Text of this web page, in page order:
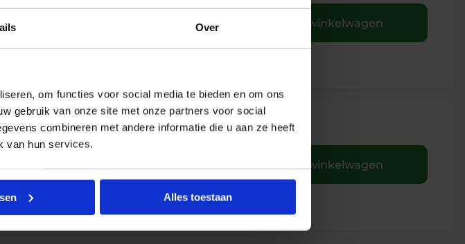
Over
om functies voor social media te bieden en om ons
gebruik van onze site met onze partners voor social
combineren met andere informatie die u aan ze heeft
van hun services.
Alles toestaan
+ In winkelwagen
+
- In winkelwagen